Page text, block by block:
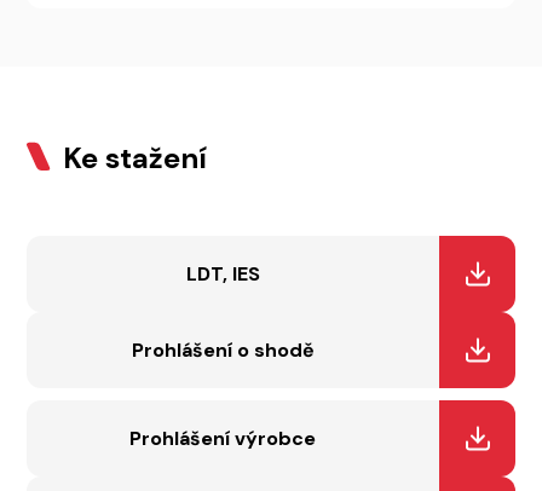
Ke stažení
LDT, IES
Prohlášení o shodě
Prohlášení výrobce